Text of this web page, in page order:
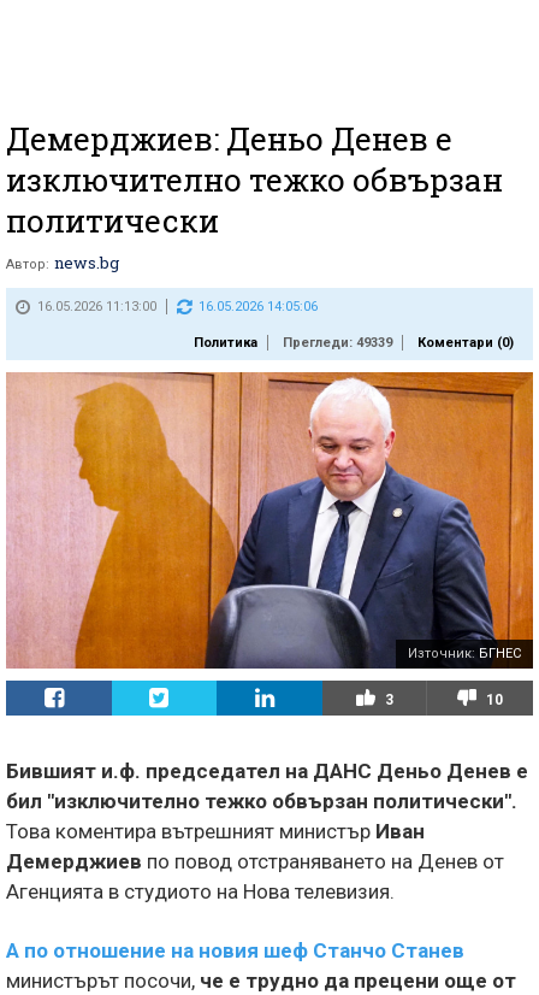
Демерджиев: Деньо Денев е
изключително тежко обвързан
политически
Автор: news.bg
16.05.2026 11:13:00 16.05.2026 14:05:06
Политика Прегледи: 49339 Коментари (0)
Източник: БГНЕС
3 10
Бившият и.ф. председател на ДАНС Деньо Денев е
бил "изключително тежко обвързан политически".
Това коментира вътрешният министър Иван
Демерджиев по повод отстраняването на Денев от
Агенцията в студиото на Нова телевизия.
А по отношение на новия шеф Станчо Станев
министърът посочи, че е трудно да прецени още от